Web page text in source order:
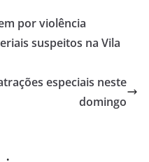
por violência
suspeitos na Vila
especiais neste
domingo